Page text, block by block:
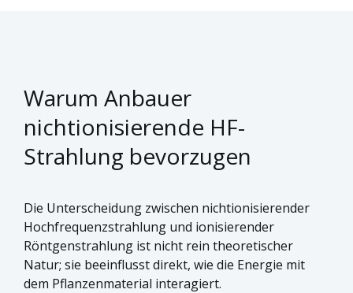
Warum Anbauer
nichtionisierende HF-
Strahlung bevorzugen
Die Unterscheidung zwischen nichtionisierender
Hochfrequenzstrahlung und ionisierender
Röntgenstrahlung ist nicht rein theoretischer
Natur; sie beeinflusst direkt, wie die Energie mit
dem Pflanzenmaterial interagiert.